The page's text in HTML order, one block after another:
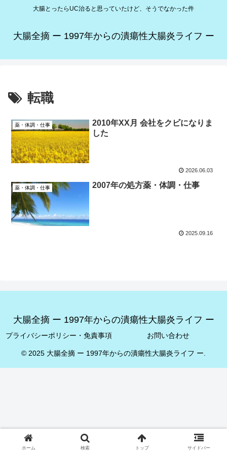
大腸とったらUC治ると思っていたけど、そうでなかった件
大腸全摘 ー 1997年からの潰瘍性大腸炎ライフ ー
転職
薬・体調・仕事
2010年XX月 会社をクビになりま
した
2026.06.03
薬・体調・仕事 2007年の処方薬・体調・仕事
2025.09.16
大腸全摘 ー 1997年からの潰瘍性大腸炎ライフ ー
プライバシーポリシー・免責事項 お問い合わせ
© 2025 大腸全摘 ー 1997年からの潰瘍性大腸炎ライフ ー.
ホーム 検索 トップ サイドバー